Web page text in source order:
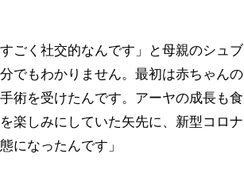
ごく社交的なんです」と母親のシュブ
でもわかりません。最初は赤ちゃんの
術を受けたんです。アーヤの成長も食
楽しみにしていた矢先に、新型コロナ
になったんです」